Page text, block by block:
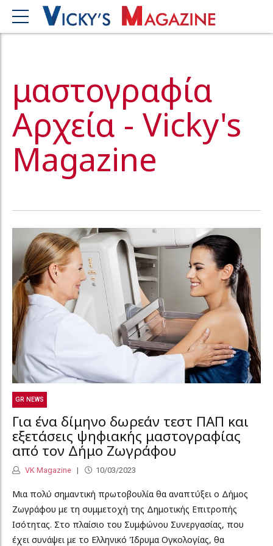
μαστογραφία
Αρχεία - Vicky's
Magazine
GR NEWS
Για ένα δίμηνο δωρεάν τεστ ΠΑΠ και
εξετάσεις ψηφιακής μαστογραφίας
από τον Δήμο Ζωγράφου
VK Magazine 10/03/2023
Μια πολύ σημαντική πρωτοβουλία θα αναπτύξει ο Δήμος
Ζωγράφου με τη συμμετοχή της Δημοτικής Επιτροπής
Ισότητας. Στο πλαίσιο του Συμφώνου Συνεργασίας, που
έχει συνάψει με το Ελληνικό Ίδρυμα Ογκολογίας, θα